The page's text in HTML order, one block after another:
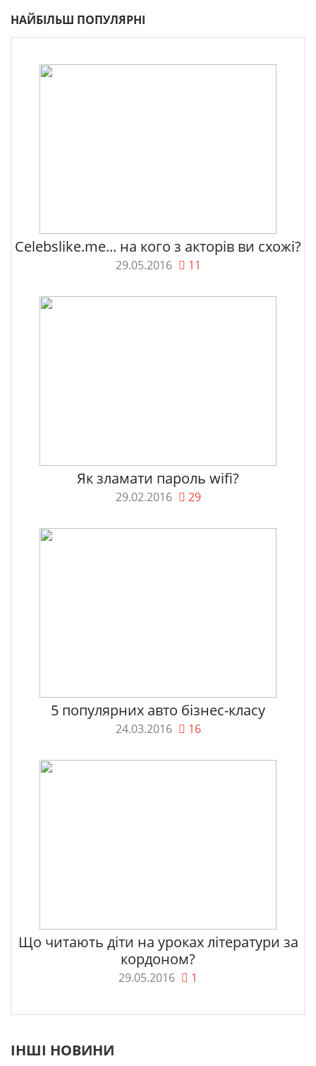
НАЙБІЛЬШ ПОПУЛЯРНІ
Celebslike.me... на кого з акторів ви схожі?
29.05.2016 11
Як зламати пароль wifi?
29.02.2016 29
5 популярних авто бізнес-класу
24.03.2016 16
Що читають діти на уроках літератури за
кордоном?
29.05.2016 1
ІНШІ НОВИНИ